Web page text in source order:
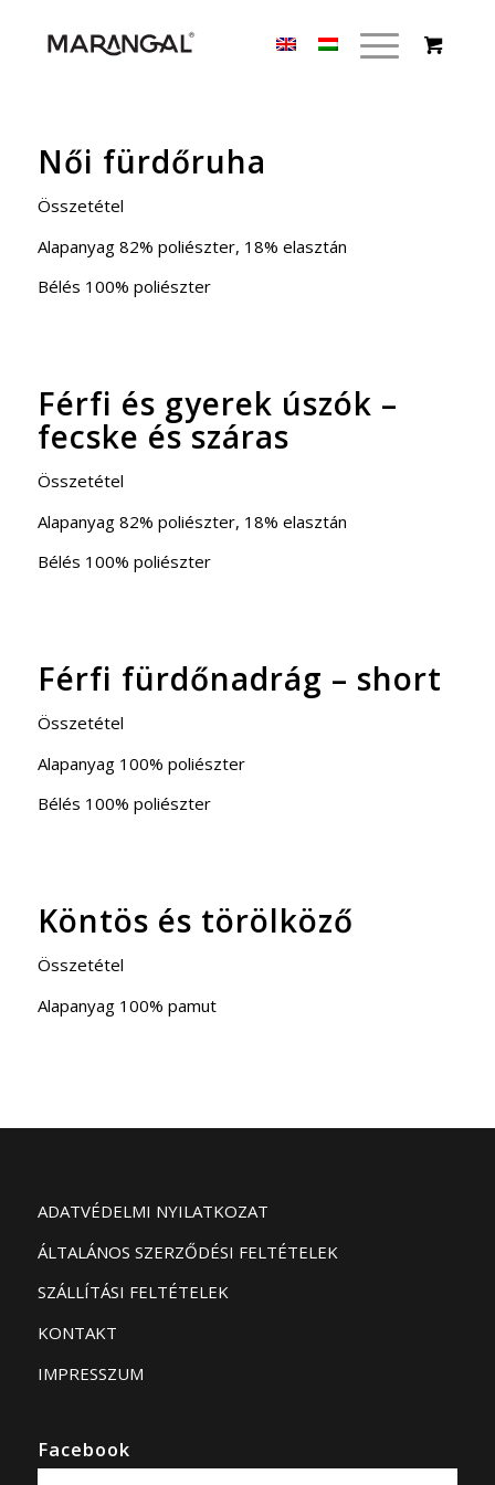
Női fürdőruha
Összetétel
Alapanyag 82% poliészter, 18% elasztán
Bélés 100% poliészter
Férfi és gyerek úszók –
fecske és száras
Összetétel
Alapanyag 82% poliészter, 18% elasztán
Bélés 100% poliészter
Férfi fürdőnadrág – short
Összetétel
Alapanyag 100% poliészter
Bélés 100% poliészter
Köntös és törölköző
Összetétel
Alapanyag 100% pamut
ADATVÉDELMI NYILATKOZAT
ÁLTALÁNOS SZERZŐDÉSI FELTÉTELEK
SZÁLLÍTÁSI FELTÉTELEK
KONTAKT
IMPRESSZUM
Facebook